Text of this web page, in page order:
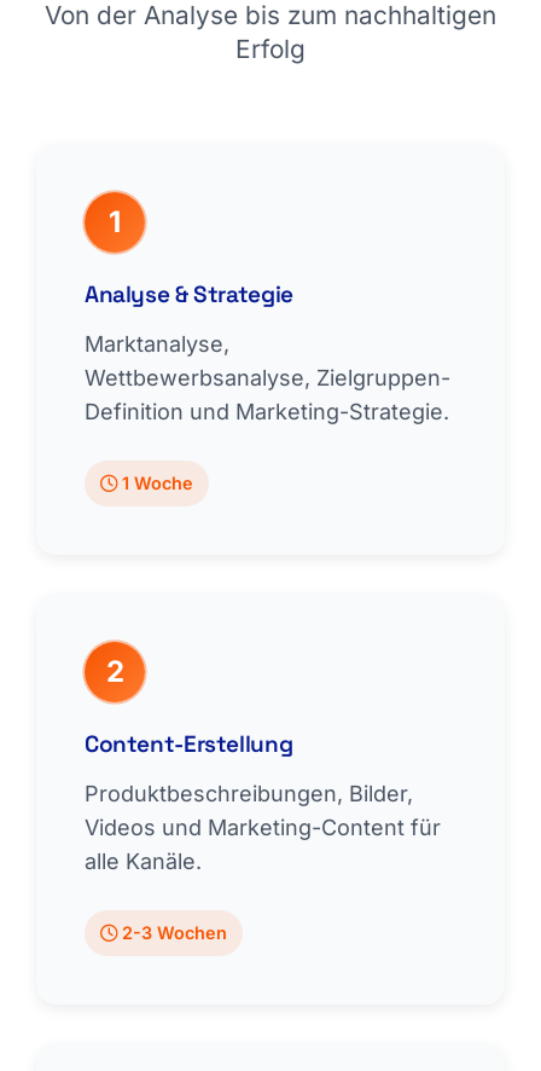
Von der Analyse bis zum nachhaltigen
Erfolg
1
Analyse & Strategie
Marktanalyse,
Wettbewerbsanalyse, Zielgruppen-
Definition und Marketing-Strategie.
1 Woche
2
Content-Erstellung
Produktbeschreibungen, Bilder,
Videos und Marketing-Content für
alle Kanäle.
2-3 Wochen